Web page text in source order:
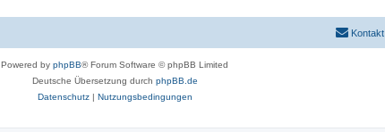
Kontakt
Powered by phpBB® Forum Software © phpBB Limited
Deutsche Übersetzung durch phpBB.de
Datenschutz| Nutzungsbedingungen